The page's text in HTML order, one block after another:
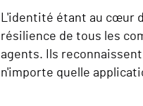
L'identité étant au cœur
résilience de tous les
agents. Ils
n'importe quelle